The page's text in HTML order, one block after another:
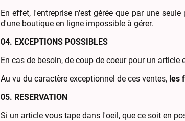
En effet, l'entreprise n'est gérée que par une
d'une boutique en ligne impossible à gérer.
04. EXCEPTIONS POSSIBLES
En cas de besoin, de coup de coeur pour un
Au vu du caractère exceptionnel de ces ventes, les
05. RESERVATION
Si un article vous tape dans l'oeil, que ce soit en